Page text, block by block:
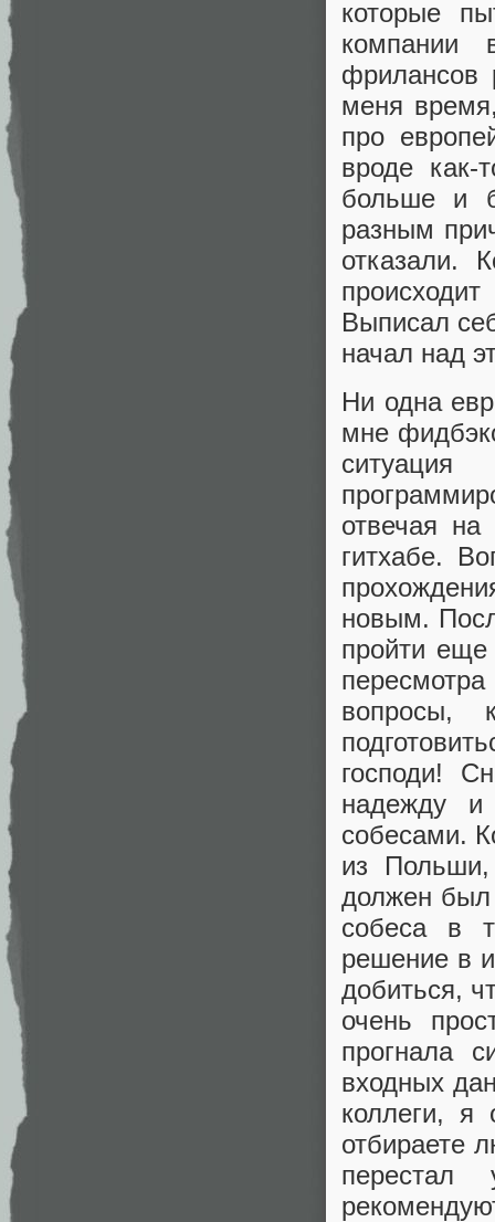
которые
компании
фрилансов
меня
про
вроде
больше и
разным
отказали.
Выписал
начал над
Ни одна
мне
отвечая
гитхабе.
новым.
пройти
вопросы,
господи!
надежду и
собесами.
из
должен
собеса в
решение в
добиться,
очень
прогнала
входных
коллеги, я
отбираете
перестал